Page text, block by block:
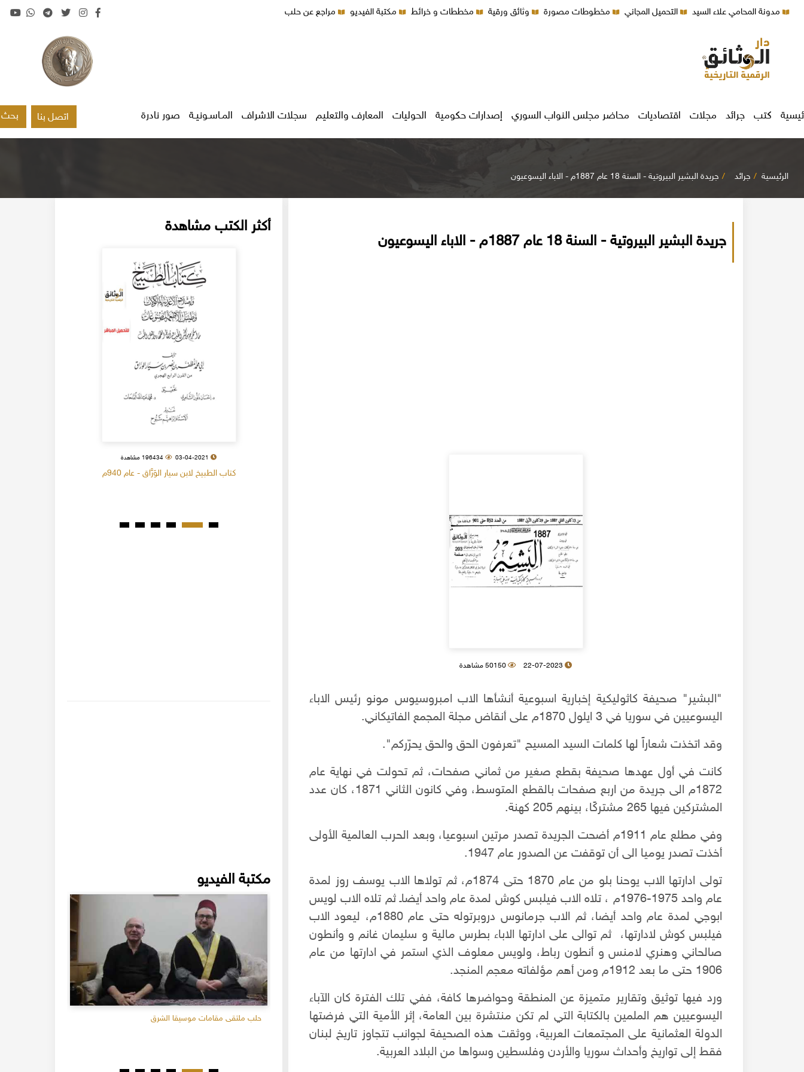
مدونة المحامي علاء السيد التحميل المجاني مخطوطات مصورة وثائق ورقية مخططات و خرائط مكتبة الفيديو مراجع عن حلب
كتب جرائد مجلات اقتصاديات محاضر مجلس النواب السوري إصدارات حكومية الحوليات المعارف والتعليم سجلات الاشراف المـاسـونيـة صور نادرة اتصل بنا بحث
الرئيسية جرائد جريدة البشير البيروتية - السنة 18 عام 1887م - الاباء اليسوعيون
جريدة البشير البيروتية - السنة 18 عام 1887م - الاباء اليسوعيون
"البشير" صحيفة كاثوليكية إخبارية اسبوعية أنشأها الاب امبروسيوس مونو رئيس الاباء
اليسوعيين في سوريا في 3 ايلول 1870م على أنقاض مجلة المجمع الفاتيكاني.
وقد اتخذت شعاراً لها كلمات السيد المسيح "تعرفون الحق والحق يحرّركم".
كانت في أول عهدها صحيفة بقطع صغير من ثماني صفحات، ثم تحولت في نهاية عام
1872م الى جريدة من اربع صفحات بالقطع المتوسط، وفي كانون الثاني 1871، كان عدد
المشتركين فيها 265 مشتركًا، بينهم 205 كهنة.
وفي مطلع عام 1911م أضحت الجريدة تصدر مرتين اسبوعيا، وبعد الحرب العالمية الأولى
أخذت تصدر يوميا الى أن توقفت عن الصدور عام 1947.
تولى ادارتها الاب يوحنا بلو من عام 1870 حتى 1874م، ثم تولاها الاب يوسف روز لمدة
عام واحد 1975-1976م ، تلاه الاب فيلبس كوش لمدة عام واحد أيضاـ ثم تلاه الاب لويس
ابوجي لمدة عام واحد أيضا، ثم الاب جرمانوس دروبرتوله حتى عام 1880م، ليعود الاب
فيلبس كوش لادارتها، ثم توالى على ادارتها الاباء بطرس مالية و سليمان غانم و وأنطون
صالحاني وهنري لامنس و أنطون رباط، ولويس معلوف الذي استمر في ادارتها من عام
1906 حتى ما بعد 1912م ومن أهم مؤلفاته معجم المنجد.
ورد فيها توثيق وتقارير متميزة عن المنطقة وحواضرها كافة، ففي تلك الفترة كان الآباء
اليسوعيين هم الملمين بالكتابة التي لم تكن منتشرة بين العامة، إثر الأمية التي فرضتها
الدولة العثمانية على المجتمعات العربية، ووثقت هذه الصحيفة لجوانب تتجاوز تاريخ لبنان
فقط إلى تواريخ وأحداث سوريا والأردن وفلسطين وسواها من البلاد العربية.
أكثر الكتب مشاهدة
03-04-2021 196434 مشاهدة
كتاب الطبيخ لابن سيار الوَرَّاق - عام 940م
مكتبة الفيديو
تسجيل وثائقي اذاعي لأحداث الحركة الانقلابية الثالثة التي
قادها العقيد جاسم علوان في تموز 1963م
عام 2017
حلب ملتقى مقامات موسيقا الشرق